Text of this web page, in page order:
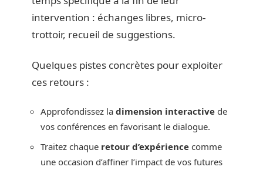
intervention : échanges libres, micro-
trottoir, recueil de suggestions.
Quelques pistes concrètes pour exploiter
ces retours :
Approfondissez la dimension interactive de
vos conférences en favorisant le dialogue.
Traitez chaque retour d’expérience comme
une occasion d’affiner l’impact de vos futures